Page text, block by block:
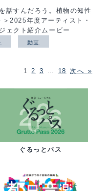
話すんだろう。植物の知性
2025年度アーティスト・
ェクト紹介ムービー
動画
1 2 3 18 次へ »
ぐるっとパス